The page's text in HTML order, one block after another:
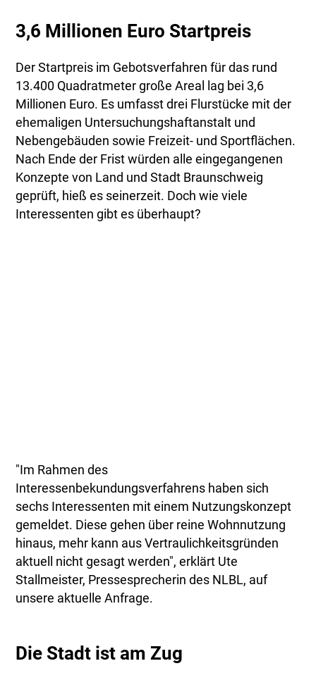
3,6 Millionen Euro Startpreis
Der Startpreis im Gebotsverfahren für das rund
13.400 Quadratmeter große Areal lag bei 3,6
Millionen Euro. Es umfasst drei Flurstücke mit der
ehemaligen Untersuchungshaftanstalt und
Nebengebäuden sowie Freizeit- und Sportflächen.
Nach Ende der Frist würden alle eingegangenen
Konzepte von Land und Stadt Braunschweig
geprüft, hieß es seinerzeit. Doch wie viele
Interessenten gibt es überhaupt?
"Im Rahmen des
Interessenbekundungsverfahrens haben sich
sechs Interessenten mit einem Nutzungskonzept
gemeldet. Diese gehen über reine Wohnnutzung
hinaus, mehr kann aus Vertraulichkeitsgründen
aktuell nicht gesagt werden", erklärt Ute
Stallmeister, Pressesprecherin des NLBL, auf
unsere aktuelle Anfrage.
Die Stadt ist am Zug